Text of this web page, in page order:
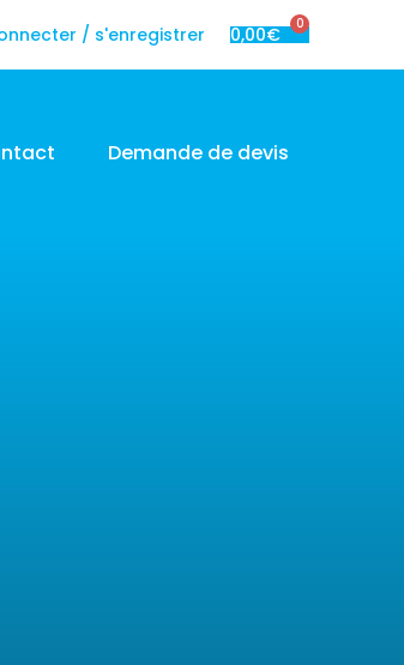
/ s'enregistrer 0,00€ 0
Demande de devis